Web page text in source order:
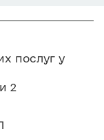
послуг у
2